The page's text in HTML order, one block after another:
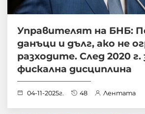
Управителят на БНБ:
данъци и дълг, ако не
разходите. След 2020 г.
фискална дисциплина
04-11-2025г. 48 Лентата